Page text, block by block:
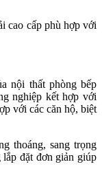
cao cấp phù hợp với
nội thất phòng bếp
nghiệp kết hợp với
với các căn hộ, biệt
thoáng, sang trọng
đặt đơn giản giúp